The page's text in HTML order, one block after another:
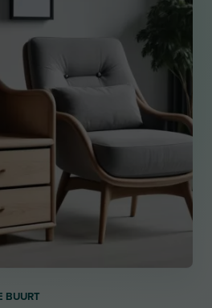
BUURT